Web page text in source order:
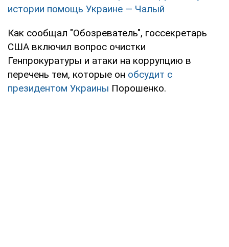
истории помощь Украине — Чалый
Как сообщал "Обозреватель", госсекретарь
США включил вопрос очистки
Генпрокуратуры и атаки на коррупцию в
перечень тем, которые он обсудит с
президентом Украины Порошенко.